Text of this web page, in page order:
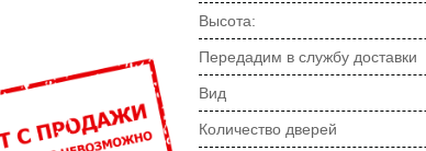
Высота:
Передадим в службу доставки
Вид
Количество дверей